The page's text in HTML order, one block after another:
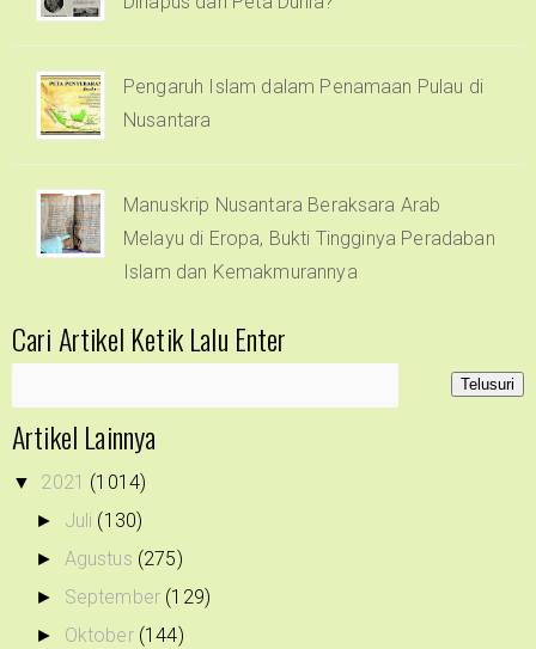
Pengaruh Islam dalam Penamaan Pulau di
Nusantara
Manuskrip Nusantara Beraksara Arab
Melayu di Eropa, Bukti Tingginya Peradaban
Islam dan Kemakmurannya
Cari Artikel Ketik Lalu Enter
Artikel Lainnya
▼ 2021 (1014)
► Juli (130)
► Agustus (275)
► September (129)
► Oktober (144)